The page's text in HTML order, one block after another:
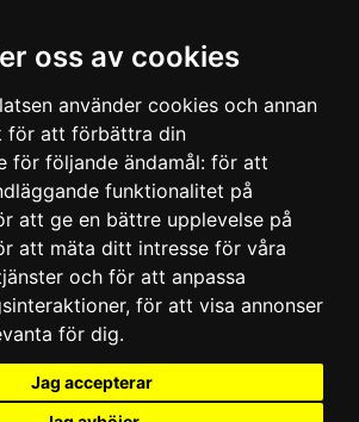
oss av cookies
använder cookies och annan
för att förbättra din
för följande ändamål: för att
funktionalitet på
att ge en bättre upplevelse på
att mäta ditt intresse för våra
och för att anpassa
, för att visa annonser
för dig.
Jag accepterar